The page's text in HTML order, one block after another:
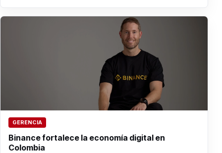
GERENCIA
Binance fortalece la economía digital en
Colombia